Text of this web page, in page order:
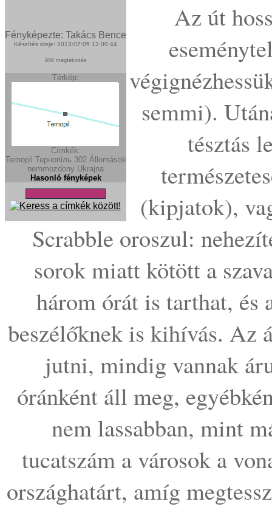
Fényképezte: Takács Bence
Készítés ideje: 2013:07:05 12:00:44
958 megtekintés
Térkép:
Címkék:
Ternopil Тернопіль 302 Állomások
nemmozdony Ukrajna
Hasonló fényképek
Az út
semmi).
tésztás
(kipjatok),
Scrabble oroszul:
sorok miatt kötött a
három órát is tarthat, és
beszélőknek is kihívás. Az
jutni, mindig vannak
óránként áll meg,
nem lassabban, mint
tucatszám a városok a
országhatárt, amíg